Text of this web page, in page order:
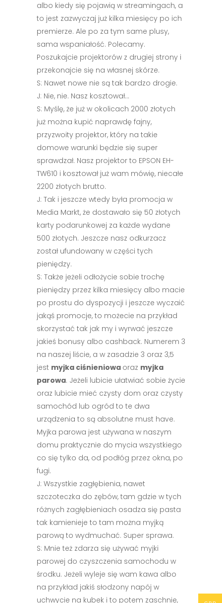
albo kiedy się pojawią w streamingach, a
to jest zazwyczaj już kilka miesięcy po ich
premierze. Ale po za tym same plusy,
sama wspaniałość. Polecamy.
Poszukajcie projektorów z drugiej strony i
przekonajcie się na własnej skórze.
S: Nawet nowe nie są tak bardzo drogie.
J: Nie, nie. Nasz kosztował…
S: Myślę, że już w okolicach 2000 złotych
już można kupić naprawdę fajny,
przyzwoity projektor, który na takie
domowe warunki będzie się super
sprawdzał. Nasz projektor to EPSON EH-
TW610 i kosztował już wam mówię, niecałe
2200 złotych brutto.
J: Tak i jeszcze wtedy była promocja w
Media Markt, że dostawało się 50 złotych
karty podarunkowej za każde wydane
500 złotych. Jeszcze nasz odkurzacz
został ufundowany w części tych
pieniędzy.
S: Także jeżeli odłożycie sobie trochę
pieniędzy przez kilka miesięcy albo macie
po prostu do dyspozycji i jeszcze wyczaić
jakąś promocje, to możecie na przykład
skorzystać tak jak my i wyrwać jeszcze
jakieś bonusy albo cashback. Numerem 3
na naszej liście, a w zasadzie 3 oraz 3,5
jest myjka ciśnieniowa oraz myjka
parowa. Jeżeli lubicie ułatwiać sobie życie
oraz lubicie mieć czysty dom oraz czysty
samochód lub ogród to te dwa
urządzenia to są absolutne must have.
Myjka parowa jest używana w naszym
domu praktycznie do mycia wszystkiego
co się tylko da, od podłóg przez okna, po
fugi.
J: Wszystkie zagłębienia, nawet
szczoteczka do zębów, tam gdzie w tych
różnych zagłębieniach osadza się pasta
tak kamienieje to tam można myjką
parową to wydmuchać. Super sprawa.
S: Mnie też zdarza się używać myjki
parowej do czyszczenia samochodu w
środku. Jeżeli wyleje się wam kawa albo
na przykład jakiś słodzony napój w
uchwycie na kubek i to potem zaschnie,